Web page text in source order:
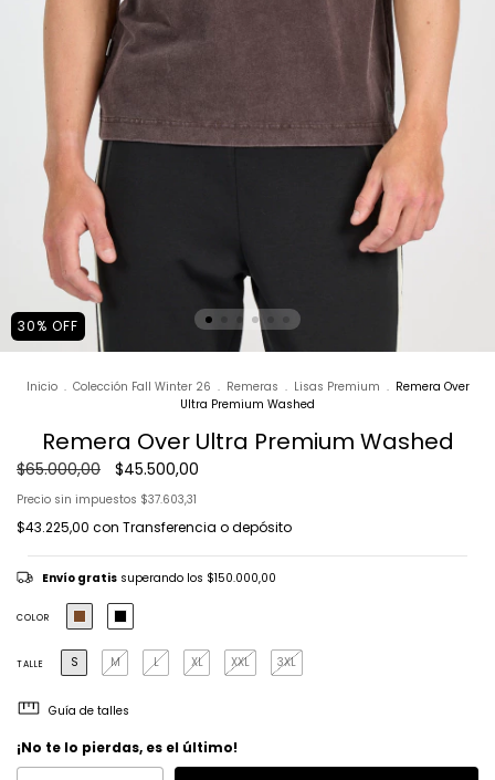
30% OFF
Inicio . Colección Fall Winter 26 . Remeras . Lisas Premium . Remera Over
Ultra Premium Washed
Remera Over Ultra Premium Washed
$65.000,00 $45.500,00
Precio sin impuestos $37.603,31
$43.225,00 con Transferencia o depósito
Envío gratis superando los $150.000,00
COLOR
TALLE S M L XL XXL 3XL
Guía de talles
¡No te lo pierdas, es el último!